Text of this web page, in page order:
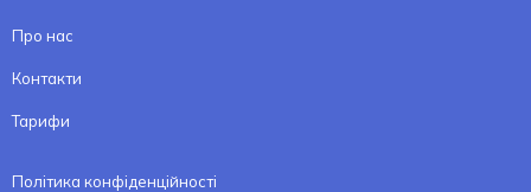
Про нас
Контакти
Тарифи
Політика конфіденційності